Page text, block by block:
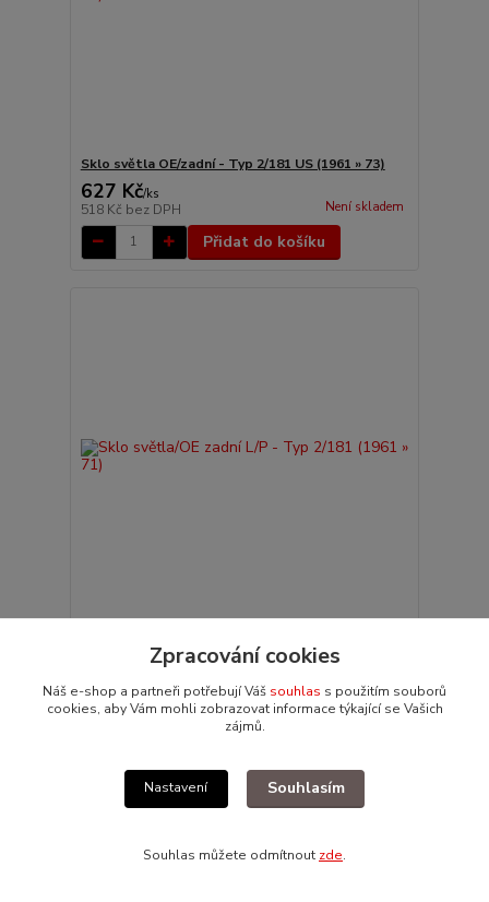
Sklo světla OE/zadní - Typ 2/181 US (1961 » 73)
627 Kč/ks
518 Kč bez DPH Není skladem
Přidat do košíku
1 323 Kč/ks
Přidat do košíku
Zpracování cookies
Náš e-shop a partneři potřebují Váš souhlas s použitím souborů
cookies, aby Vám mohli zobrazovat informace týkající se Vašich
zájmů.
Nastavení Souhlasím
Souhlas můžete odmítnout zde.